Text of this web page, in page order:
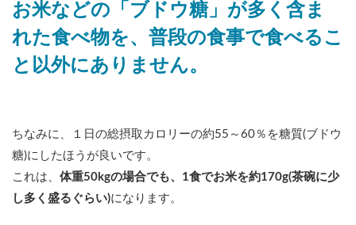
お米などの「ブドウ糖」が多く含ま
れた食べ物を、普段の食事で食べるこ
と以外にありません。
ちなみに、１日の総摂取カロリーの約55～60％を糖質(ブドウ
糖)にしたほうが良いです。
これは、 体重50kgの場合でも、1食でお米を約170g(茶碗に少
し多く盛るぐらい)になります。